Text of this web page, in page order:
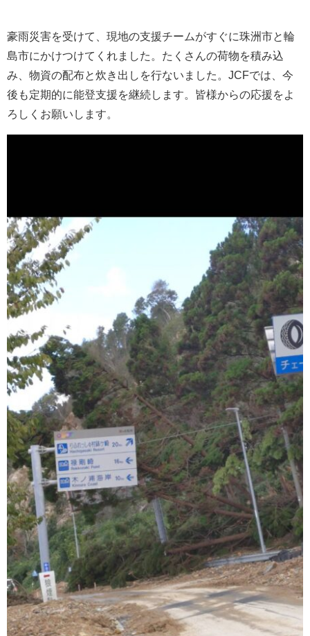
豪雨災害を受けて、現地の支援チームがすぐに珠洲市と輪
島市にかけつけてくれました。たくさんの荷物を積み込
み、物資の配布と炊き出しを行ないました。JCFでは、今
後も定期的に能登支援を継続します。皆様からの応援をよ
ろしくお願いします。